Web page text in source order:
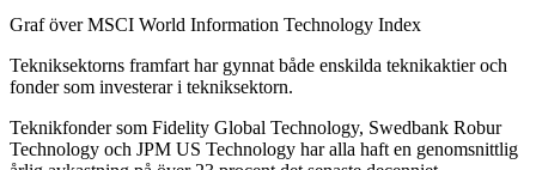
Graf över MSCI World Information Technology Index
Tekniksektorns framfart har gynnat både enskilda teknikaktier och
fonder som investerar i tekniksektorn.
Teknikfonder som Fidelity Global Technology, Swedbank Robur
Technology och JPM US Technology har alla haft en genomsnittlig